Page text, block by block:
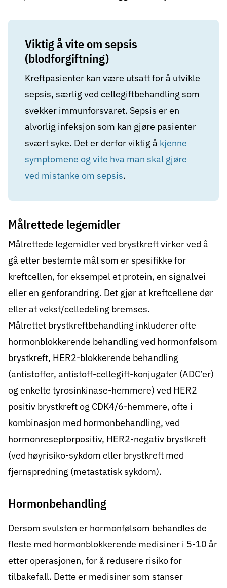
Viktig å vite om sepsis
(blodforgiftning)
Kreftpasienter kan være utsatt for å utvikle
sepsis, særlig ved cellegiftbehandling som
svekker immunforsvaret. Sepsis er en
alvorlig infeksjon som kan gjøre pasienter
svært syke. Det er derfor viktig å kjenne
symptomene og vite hva man skal gjøre
ved mistanke om sepsis.
Målrettede legemidler
Målrettede legemidlerved brystkreft virker ved å
gå etter bestemte mål som er spesifikke for
kreftcellen, for eksempel et protein, en signalvei
eller en genforandring. Det gjør at kreftcellene dør
eller at vekst/celledeling bremses.
Målrettet brystkreftbehandling inkluderer ofte
hormonblokkerende behandling ved hormonfølsom
brystkreft, HER2-blokkerende behandling
(antistoffer, antistoff-cellegift-konjugater (ADC’er)
og enkelte tyrosinkinase-hemmere) ved HER2
positiv brystkreft og CDK4/6-hemmere, ofte i
kombinasjon med hormonbehandling, ved
hormonreseptorpositiv, HER2-negativ brystkreft
(ved høyrisiko-sykdom eller brystkreft med
fjernspredning (metastatisk sykdom).
Hormonbehandling
Dersom svulsten er hormonfølsom behandles de
fleste med hormonblokkerende medisiner i 5-10 år
etter operasjonen, for å redusere risiko for
tilbakefall. Dette er medisiner som stanser